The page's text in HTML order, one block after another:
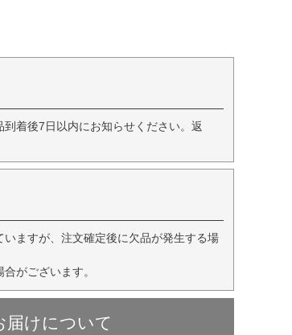
着後7日以内にお知らせください。返
ますが、注文確定後に欠品が発生する場
がございます。
届けについて